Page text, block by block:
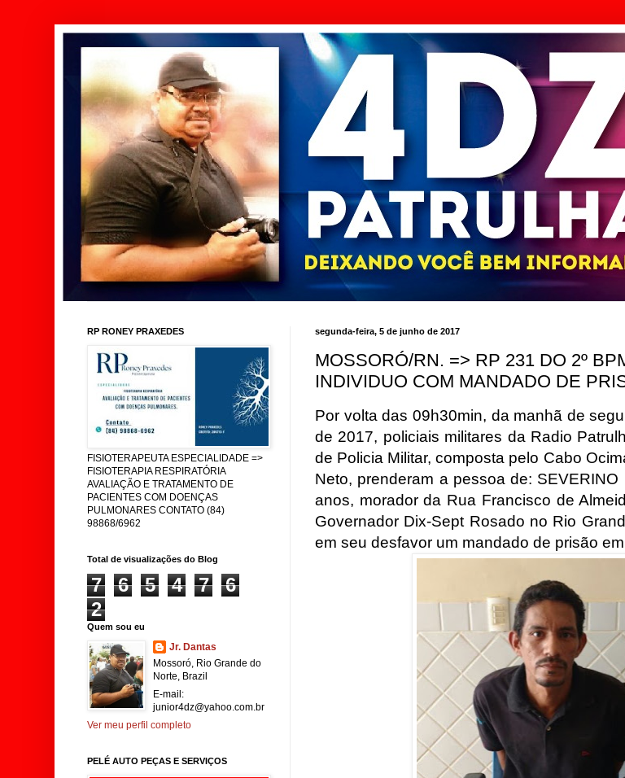
segunda-feira, 5 de junho de 2017
MOSSORÓ/RN. => RP 231 DO 2º
INDIVIDUO COM MANDADO DE
Por volta das 09h30min, da manhã de
de 2017, policiais militares da Radio
de Policia Militar, composta pelo Cabo
Neto, prenderam a pessoa de: SEVERINO
anos, morador da Rua Francisco de
Governador Dix-Sept Rosado no Rio
em seu desfavor um mandado de prisão
RP RONEY PRAXEDES
FISIOTERAPEUTA ESPECIALIDADE =>
FISIOTERAPIA RESPIRATÓRIA
AVALIAÇÃO E TRATAMENTO DE
PACIENTES COM DOENÇAS
PULMONARES CONTATO (84)
98868/6962
Total de visualizações do Blog
7 6 5 4 7
6
2
Quem sou eu
Jr. Dantas
Mossoró, Rio Grande do
Norte, Brazil
E-mail:
junior4dz@yahoo.com.br
Ver meu perfil completo
PELÉ AUTO PEÇAS E SERVIÇOS